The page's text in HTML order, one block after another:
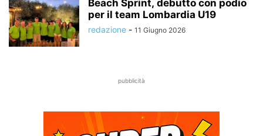
Beach Sprint, debutto con podio
per il team Lombardia U19
redazione - 11 Giugno 2026
pubblicità